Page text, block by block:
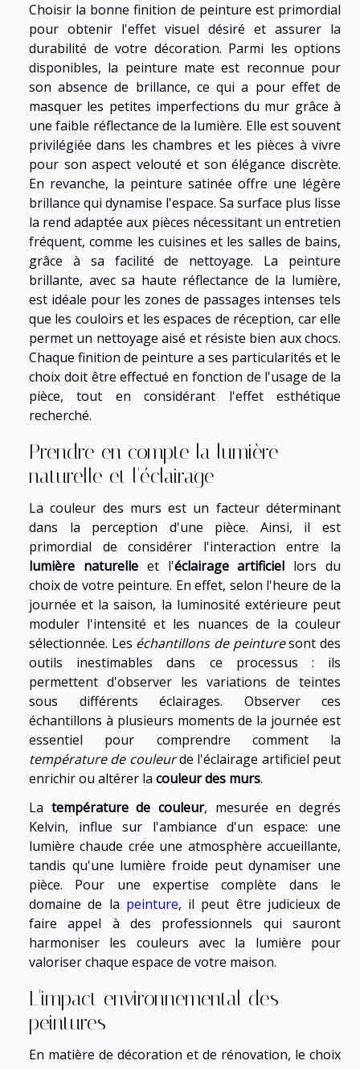
Choisir la bonne finition de peinture est primordial
pour obtenir l'effet visuel désiré et assurer la
durabilité de votre décoration. Parmi les options
disponibles, la peinture mate est reconnue pour
son absence de brillance, ce qui a pour effet de
masquer les petites imperfections du mur grâce à
une faible réflectance de la lumière. Elle est souvent
privilégiée dans les chambres et les pièces à vivre
pour son aspect velouté et son élégance discrète.
En revanche, la peinture satinée offre une légère
brillance qui dynamise l'espace. Sa surface plus lisse
la rend adaptée aux pièces nécessitant un entretien
fréquent, comme les cuisines et les salles de bains,
grâce à sa facilité de nettoyage. La peinture
brillante, avec sa haute réflectance de la lumière,
est idéale pour les zones de passages intenses tels
que les couloirs et les espaces de réception, car elle
permet un nettoyage aisé et résiste bien aux chocs.
Chaque finition de peinture a ses particularités et le
choix doit être effectué en fonction de l'usage de la
pièce, tout en considérant l'effet esthétique
recherché.
Prendre en compte la lumière
naturelle et l'éclairage
La couleur des murs est un facteur déterminant
dans la perception d'une pièce. Ainsi, il est
primordial de considérer l'interaction entre la
lumière naturelleet l'éclairage artificiel lors du
choix de votre peinture. En effet, selon l'heure de la
journée et la saison, la luminosité extérieure peut
moduler l'intensité et les nuances de la couleur
sélectionnée. Les échantillons de peinturesont des
outils inestimables dans ce processus : ils
permettent d'observer les variations de teintes
sous différents éclairages. Observer ces
échantillons à plusieurs moments de la journée est
essentiel pour comprendre comment la
température de couleurde l'éclairage artificiel peut
enrichir ou altérer la couleur des murs.
La température de couleur, mesurée en degrés
Kelvin, influe sur l'ambiance d'un espace: une
lumière chaude crée une atmosphère accueillante,
tandis qu'une lumière froide peut dynamiser une
pièce. Pour une expertise complète dans le
domaine de la peinture, il peut être judicieux de
faire appel à des professionnels qui sauront
harmoniser les couleurs avec la lumière pour
valoriser chaque espace de votre maison.
L'impact environnemental des
peintures
En matière de décoration et de rénovation, le choix